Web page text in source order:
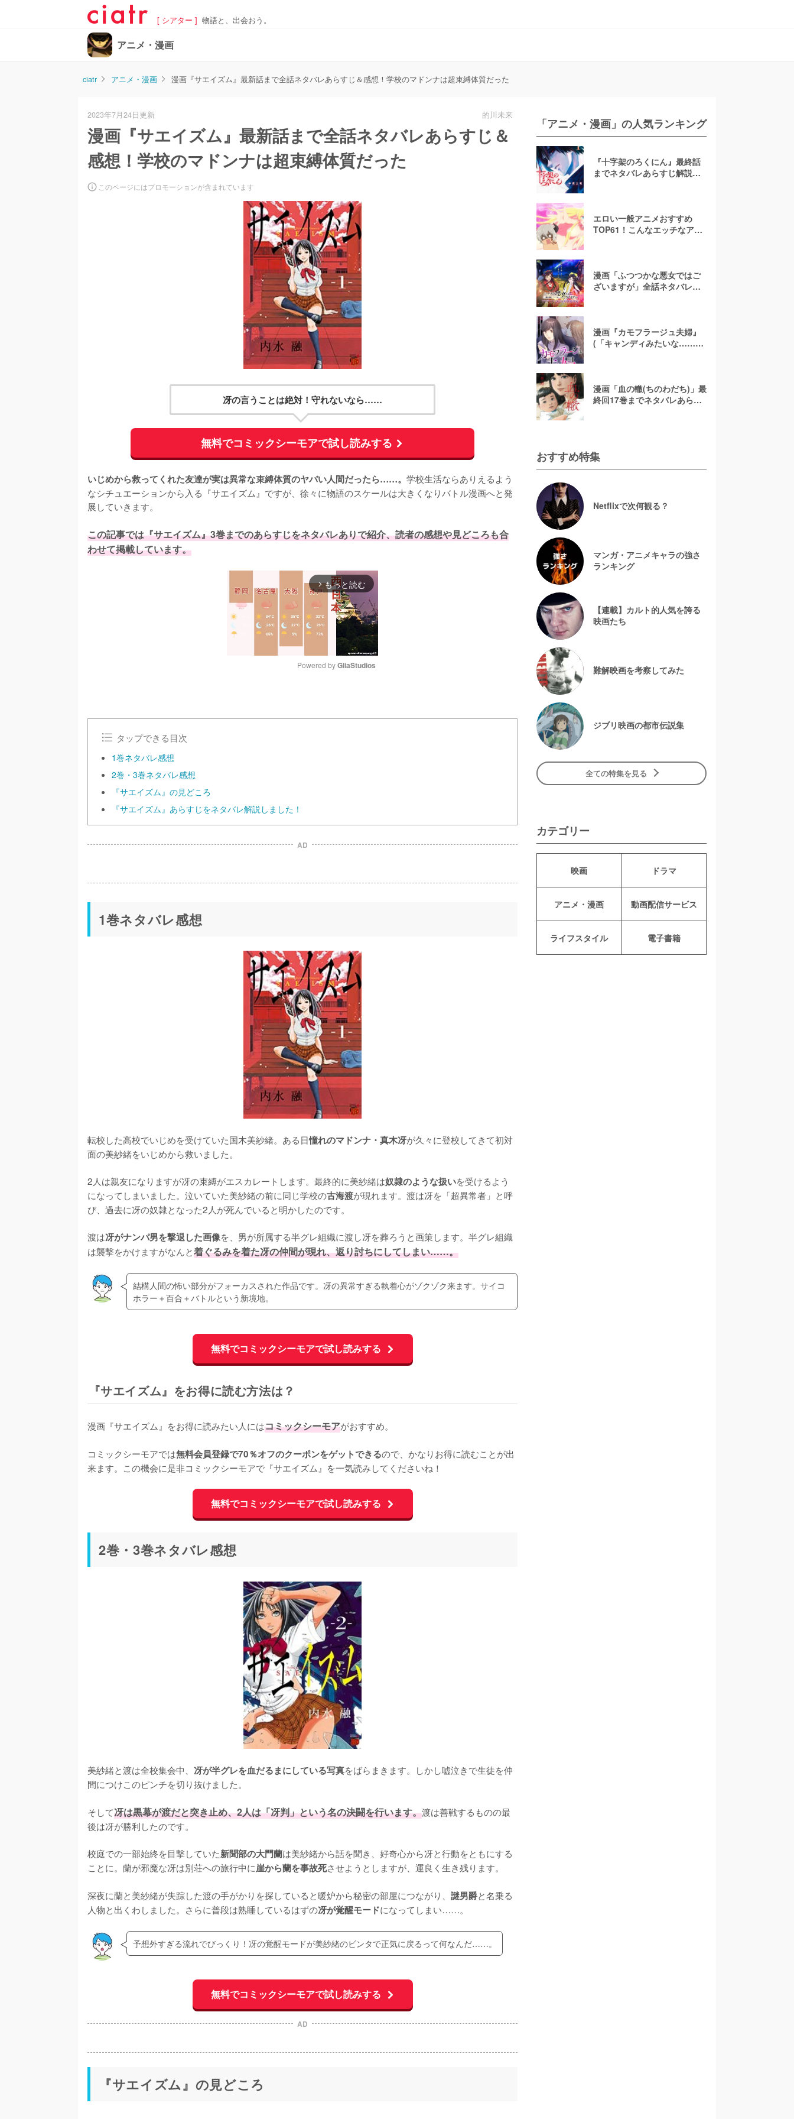
[ シアター ] 物語と、出会おう。
アニメ・漫画
ciatr アニメ・漫画 漫画『サエイズム』最新話まで全話ネタバレあらすじ＆感想！学校のマドンナは超束縛体質だった
2023年7月24日更新 的川未来
漫画『サエイズム』最新話まで全話ネタバレあらすじ＆
感想！学校のマドンナは超束縛体質だった
このページにはプロモーションが含まれています
冴の言うことは絶対！守れないなら……
無料でコミックシーモアで試し読みする
いじめから救ってくれた友達が実は異常な束縛体質のヤバい人間だったら……。 学校生活ならありえるよう
なシチュエーションから入る『サエイズム』ですが、徐々に物語のスケールは大きくなりバトル漫画へと発
展していきます。
この記事では『サエイズム』3巻までのあらすじをネタバレありで紹介、読者の感想や見どころも合
わせて掲載しています。
arrow_forward_ios もっと読む
u
Powered by GliaStudios
タップできる目次
1巻ネタバレ感想
2巻・3巻ネタバレ感想
『サエイズム』の見どころ
『サエイズム』あらすじをネタバレ解説しました！
AD
1巻ネタバレ感想
転校した高校でいじめを受けていた国木美紗緒。ある日憧れのマドンナ・真木冴が久々に登校してきて初対
面の美紗緒をいじめから救いました。
2人は親友になりますが冴の束縛がエスカレートします。最終的に美紗緒は奴隷のような扱いを受けるよう
になってしまいました。泣いていた美紗緒の前に同じ学校の古海渡が現れます。渡は冴を「超異常者」と呼
び、過去に冴の奴隷となった2人が死んでいると明かしたのです。
渡は冴がナンパ男を撃退した画像を、男が所属する半グレ組織に渡し冴を葬ろうと画策します。半グレ組織
は襲撃をかけますがなんと着ぐるみを着た冴の仲間が現れ、返り討ちにしてしまい……。
結構人間の怖い部分がフォーカスされた作品です。冴の異常すぎる執着心がゾクゾク来ます。サイコ
ホラー＋百合＋バトルという新境地。
無料でコミックシーモアで試し読みする
『サエイズム』をお得に読む方法は？
漫画『サエイズム』をお得に読みたい人にはコミックシーモアがおすすめ。
コミックシーモアでは無料会員登録で70％オフのクーポンをゲットできるので、かなりお得に読むことが出
来ます。この機会に是非コミックシーモアで『サエイズム』を一気読みしてくださいね！
無料でコミックシーモアで試し読みする
2巻・3巻ネタバレ感想
美紗緒と渡は全校集会中、 冴が半グレを血だるまにしている写真をばらまきます。しかし嘘泣きで生徒を仲
間につけこのピンチを切り抜けました。
そして冴は黒幕が渡だと突き止め、2人は「冴判」という名の決闘を行います。渡は善戦するものの最
後は冴が勝利したのです。
校庭での一部始終を目撃していた新聞部の大門蘭は美紗緒から話を聞き、好奇心から冴と行動をともにする
ことに。蘭が邪魔な冴は別荘への旅行中に崖から蘭を事故死させようとしますが、運良く生き残ります。
深夜に蘭と美紗緒が失踪した渡の手がかりを探していると暖炉から秘密の部屋につながり、 謎男爵と名乗る
人物と出くわしました。さらに普段は熟睡しているはずの冴が覚醒モードになってしまい……。
予想外すぎる流れでびっくり！冴の覚醒モードが美紗緒のビンタで正気に戻るって何なんだ……。
無料でコミックシーモアで試し読みする
AD
『サエイズム』の見どころ
「アニメ・漫画」の人気ランキング
『十字架のろくにん』最終話
までネタバレあらすじ解説！
エロい一般アニメおすすめ
TOP61！こんなエッチなアニ
漫画「ふつつかな悪女ではご
ざいますが」全話ネタバレあ
漫画『カモフラージュ夫婦』
(「キャンディみたいな……」)
漫画「血の轍(ちのわだち)」最
終回17巻までネタバレあらす
おすすめ特集
Netflixで次何観る？
マンガ・アニメキャラの強さ
ランキング
【連載】カルト的人気を誇る
映画たち
難解映画を考察してみた
ジブリ映画の都市伝説集
全ての特集を見る
カテゴリー
映画 ドラマ
アニメ・漫画 動画配信サービス
ライフスタイル 電子書籍